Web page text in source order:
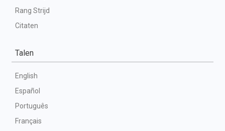
Rang Strijd
Citaten
Talen
English
Español
Português
Français